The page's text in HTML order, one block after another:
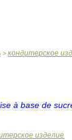
> кондитерское
à base de
изделие